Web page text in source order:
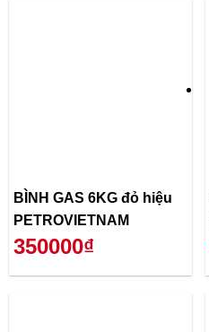
BÌNH GAS 6KG đỏ hiệu
PETROVIETNAM
350000₫